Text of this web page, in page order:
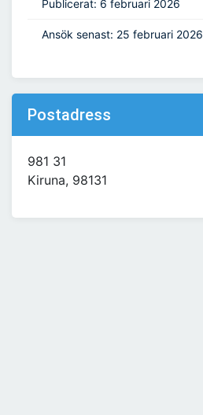
Publicerat: 6 februari 2026
Ansök senast: 25 februari 2026
Postadress
981 31
Kiruna, 98131